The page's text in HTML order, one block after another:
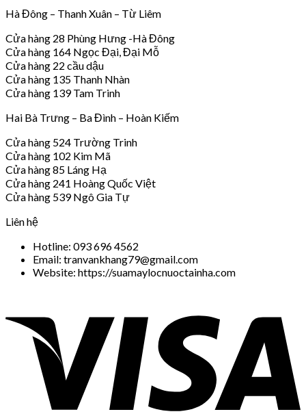
Hà Đông – Thanh Xuân – Từ Liêm
Cửa hàng 28 Phùng Hưng -Hà Đông
Cửa hàng 164 Ngọc Đại, Đại Mỗ
Cửa hàng 22 cầu dậu
Cửa hàng 135 Thanh Nhàn
Cửa hàng 139 Tam Trinh
Hai Bà Trưng – Ba Đình – Hoàn Kiếm
Cửa hàng 524 Trường Trinh
Cửa hàng 102 Kim Mã
Cửa hàng 85 Láng Hạ
Cửa hàng 241 Hoàng Quốc Việt
Cửa hàng 539 Ngô Gia Tự
Liên hệ
Hotline: 093 696 4562
Email: tranvankhang79@gmail.com
Website: https://suamaylocnuoctainha.com